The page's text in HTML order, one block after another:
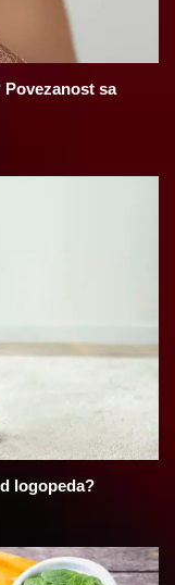
Povezanost sa
logopeda?